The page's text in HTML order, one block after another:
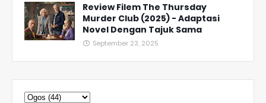
Review Filem The Thursday
Murder Club (2025) - Adaptasi
Novel Dengan Tajuk Sama
September 23, 2025